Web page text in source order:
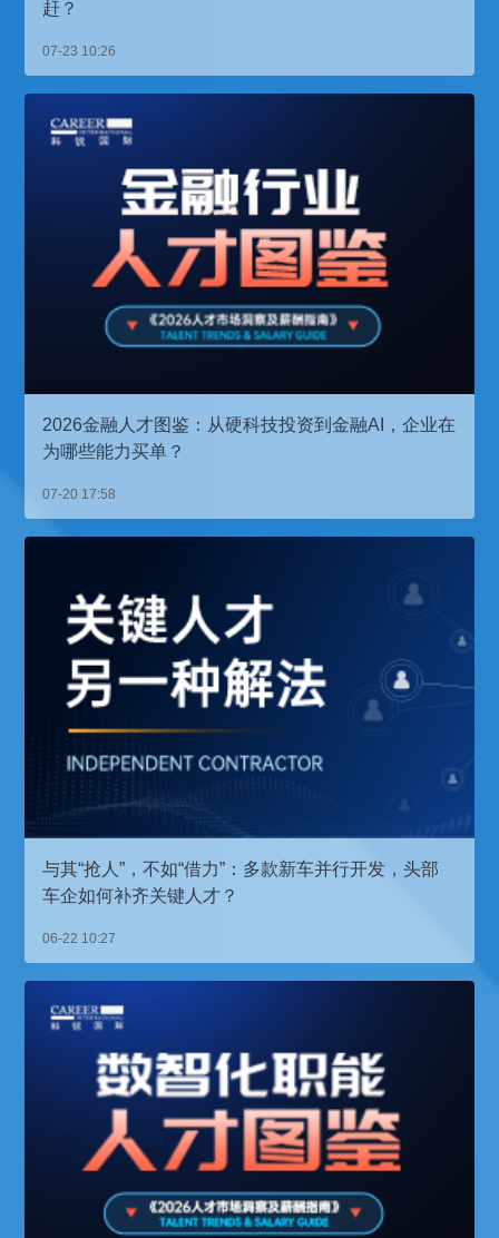
赶？
07-23 10:26
2026金融人才图鉴：从硬科技投资到金融AI，企业在
为哪些能力买单？
07-20 17:58
与其“抢人”，不如“借力”：多款新车并行开发，头部
车企如何补齐关键人才？
06-22 10:27